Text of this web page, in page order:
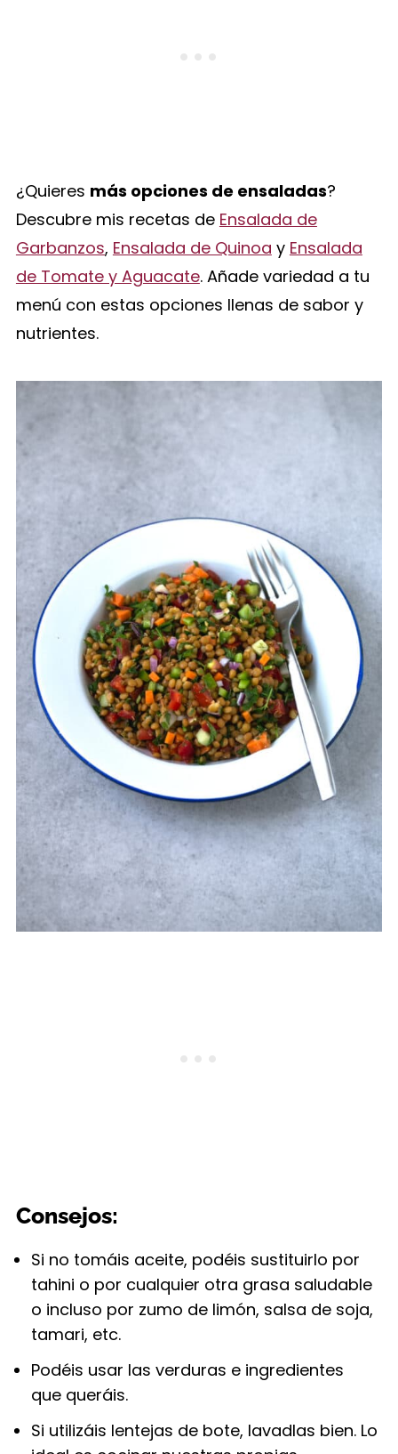
¿Quieres más opciones de ensaladas?
Descubre mis recetas de Ensalada de
Garbanzos, Ensalada de Quinoa y Ensalada
de Tomate y Aguacate. Añade variedad a tu
menú con estas opciones llenas de sabor y
nutrientes.
Consejos:
Si no tomáis aceite, podéis sustituirlo por
tahini o por cualquier otra grasa saludable
o incluso por zumo de limón, salsa de soja,
tamari, etc.
Podéis usar las verduras e ingredientes
que queráis.
Si utilizáis lentejas de bote, lavadlas bien. Lo